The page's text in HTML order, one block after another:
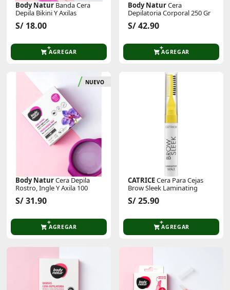
Body Natur Banda Cera
Depila Bikini Y Axilas
S/ 18.00
AGREGAR
Body NaturCera
Depilatoria Corporal 250 Gr
S/ 42.90
AGREGAR
NUEVO
Body NaturCera Depila
Rostro, Ingle Y Axila 100
S/ 31.90
AGREGAR
CATRICECera Para Cejas
Brow Sleek Laminating
S/ 25.90
AGREGAR